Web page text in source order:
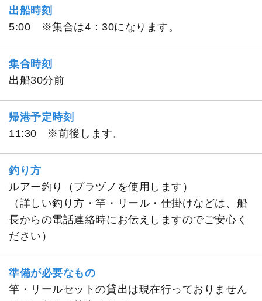
出船時刻
5:00 ※集合は4：30になります。
集合時刻
出船30分前
帰港予定時刻
11:30 ※前後します。
釣り方
ルアー釣り（プラヅノを使用します）
（詳しい釣り方・竿・リール・仕掛けなどは、船
長からの電話連絡時にお伝えしますのでご安心く
ださい）
準備が必要なもの
竿・リールセットの貸出は現在行っておりません